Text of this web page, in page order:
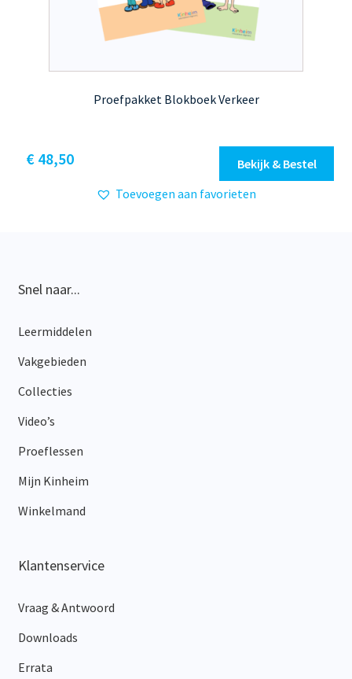
Proefpakket Blokboek Verkeer
€48,50
Bekijk & Bestel
Toevoegen aan favorieten
Snel naar...
Leermiddelen
Vakgebieden
Collecties
Video’s
Proeflessen
Mijn Kinheim
Winkelmand
Klantenservice
Vraag & Antwoord
Downloads
Errata